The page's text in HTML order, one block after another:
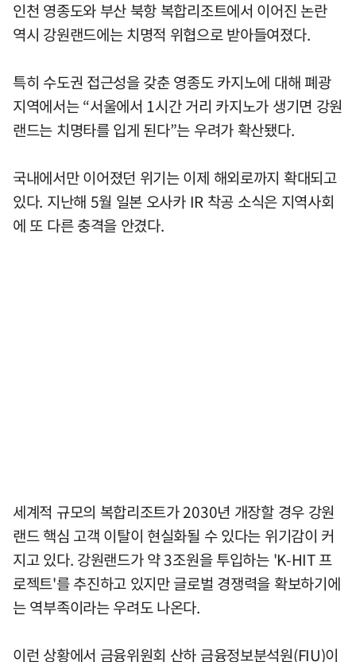
인천 영종도와 부산 북항 복합리조트에서 이어진 논란
역시 강원랜드에는 치명적 위협으로 받아들여졌다.
특히 수도권 접근성을 갖춘 영종도 카지노에 대해 폐광
지역에서는 “서울에서 1시간 거리 카지노가 생기면 강원
랜드는 치명타를 입게 된다”는 우려가 확산됐다.
국내에서만 이어졌던 위기는 이제 해외로까지 확대되고
있다. 지난해 5월 일본 오사카 IR 착공 소식은 지역사회
에 또 다른 충격을 안겼다.
세계적 규모의 복합리조트가 2030년 개장할 경우 강원
랜드 핵심 고객 이탈이 현실화될 수 있다는 위기감이 커
지고 있다. 강원랜드가 약 3조원을 투입하는 'K-HIT 프
로젝트'를 추진하고 있지만 글로벌 경쟁력을 확보하기에
는 역부족이라는 우려도 나온다.
이런 상황에서 금융위원회 산하 금융정보분석원(FIU)이